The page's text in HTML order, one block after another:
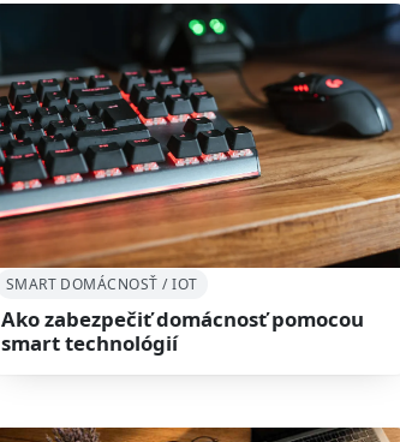
SMART DOMÁCNOSŤ / IOT
Ako zabezpečiť domácnosť pomocou
smart technológií